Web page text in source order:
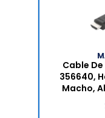
Cable
356640,
Macho,
Canal
Largo,